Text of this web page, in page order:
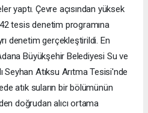
yaptı. Çevre açısından yüksek
tesis denetim programına
denetim gerçekleştirildi. En
Büyükşehir Belediyesi Su ve
Atıksu Arıtma Tesisi'nde
atık suların bir bölümünün
doğrudan alıcı ortama